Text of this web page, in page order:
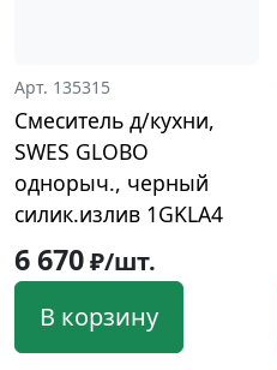
Арт. 135315
Смеситель д/кухни,
SWES GLOBO
однорыч., черный
силик.излив 1GKLA4
6 670₽/шт.
В корзину